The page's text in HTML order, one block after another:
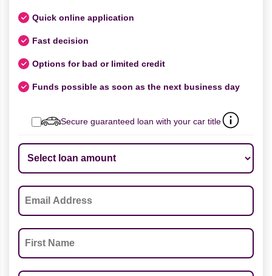
Quick online application
Fast decision
Options for bad or limited credit
Funds possible as soon as the next business day
Secure guaranteed loan with your car title